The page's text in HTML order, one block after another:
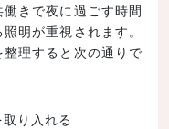
きで夜に過ごす時間
明が重視されます。
理すると次の通りで
り入れる